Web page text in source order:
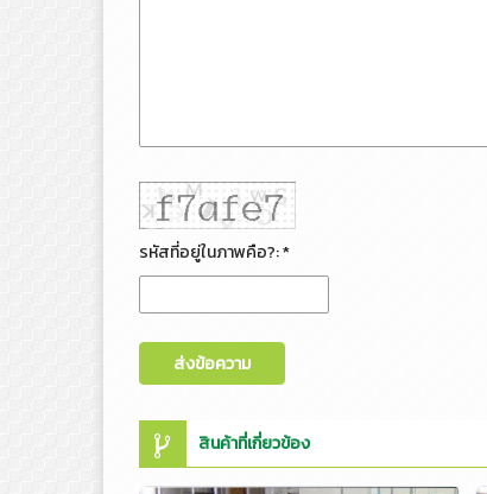
รหัสที่อยู่ในภาพคือ?: *
ส่งข้อความ
สินค้าที่เกี่ยวข้อง